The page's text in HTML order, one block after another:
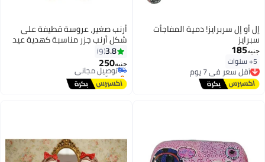
إل أو إل سربرايز! دمية المفاجأت
سبرايز
جنيه185
5+ سنوات أقل سعر في 7 يوم
توصيل مجاني
أقل سعر في 7 يوم
أرنب صغير، عروسة قطيفة على
شكل أرنب جزر مناسبة كهدية عيد
سم)
3.8
9
جنيه250
#4 في الدمى الناعمة
أقل سعر في 7 يوم
توصيل مجاني
بتخلّص بسرعة
تم بيع +10 مؤخرًا
#4 في الدمى الناعمة